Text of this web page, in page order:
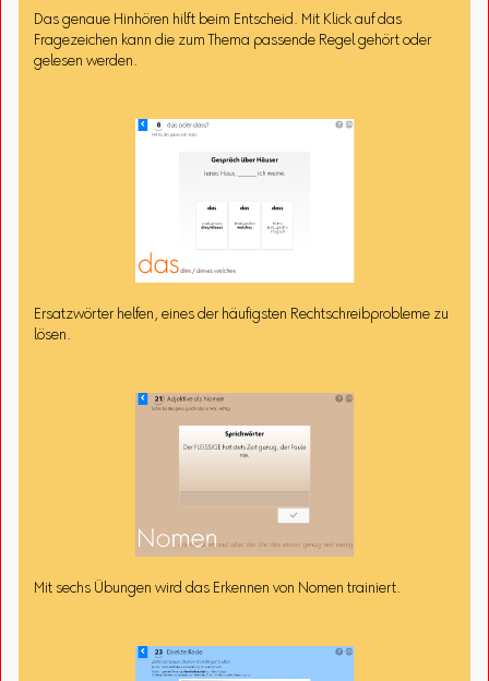
Das genaue Hinhören hilft beim Entscheid. Mit Klick auf das
Fragezeichen kann die zum Thema passende Regel gehört oder
gelesen werden.
Ersatzwörter helfen, eines der häufigsten Rechtschreibprobleme zu
lösen.
Mit sechs Übungen wird das Erkennen von Nomen trainiert.